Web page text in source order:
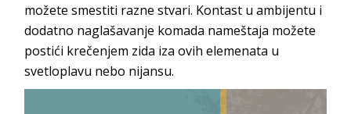
možete smestiti razne stvari. Kontast u ambijentu i
dodatno naglašavanje komada nameštaja možete
postići krečenjem zida iza ovih elemenata u
svetloplavu nebo nijansu.